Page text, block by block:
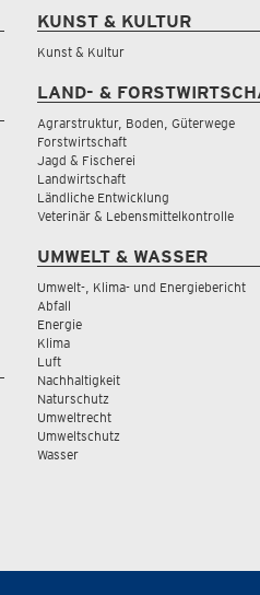
KUNST & KULTUR
Kunst & Kultur
LAND- &
Agrarstruktur, Boden, Güterwege
Forstwirtschaft
Jagd & Fischerei
Landwirtschaft
Ländliche Entwicklung
Veterinär & Lebensmittelkontrolle
UMWELT & WASSER
Umwelt-, Klima- und Energiebericht
Abfall
Energie
Klima
Luft
Nachhaltigkeit
Naturschutz
Umweltrecht
Umweltschutz
Wasser